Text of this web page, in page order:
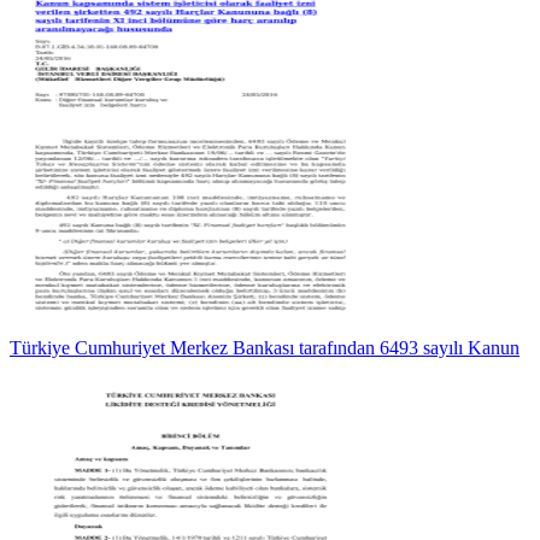
Türkiye Cumhuriyet Merkez Bankası tarafından 6493 sayılı Kanun